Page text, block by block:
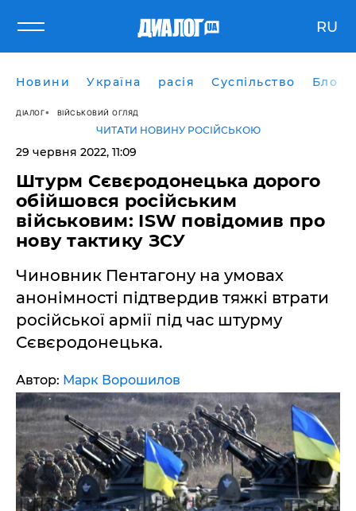
RU
Новини Україна расія Суспільство Блоги
ДІАЛОГ ВІЙСЬКОВИЙ ОГЛЯД
ЧИТАТИ НОВИНУ РОСІЙСЬКОЮ
29 червня 2022, 11:09
Штурм Сєвєродонецька дорого
обійшовся російським
військовим: ISW повідомив про
нову тактику ЗСУ
Чиновник Пентагону на умовах
анонімності підтвердив тяжкі втрати
російської армії під час штурму
Сєвєродонецька.
Автор: Марк Ворошилов